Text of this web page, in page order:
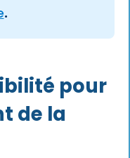
.
pour
de la